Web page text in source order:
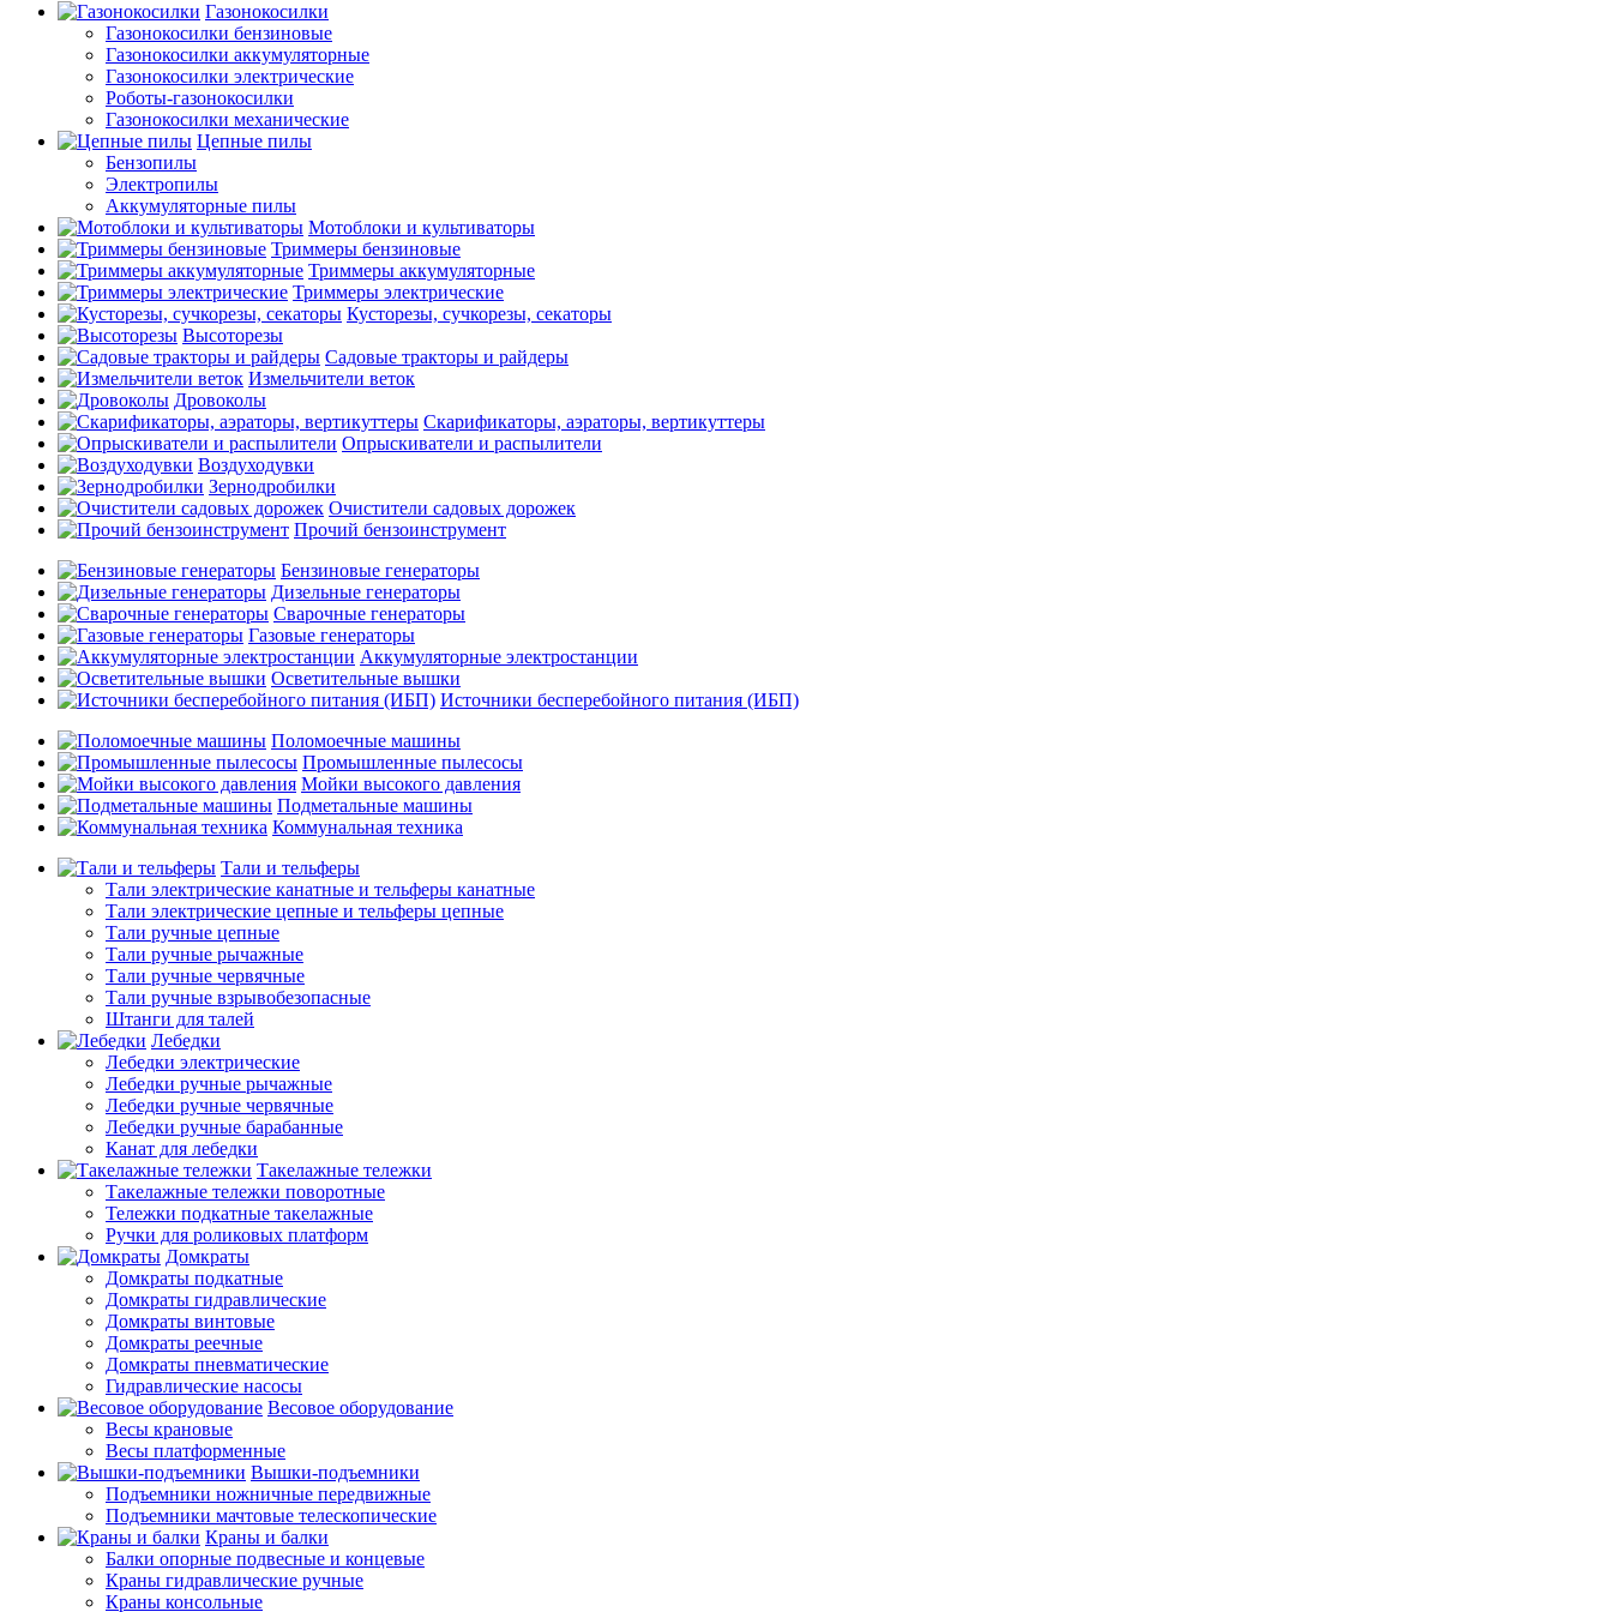
Газонокосилки
Газонокосилки бензиновые
Газонокосилки аккумуляторные
Газонокосилки электрические
Роботы-газонокосилки
Газонокосилки механические
Цепные пилы
Бензопилы
Электропилы
Аккумуляторные пилы
Мотоблоки и культиваторы
Триммеры бензиновые
Триммеры аккумуляторные
Триммеры электрические
Кусторезы, сучкорезы, секаторы
Высоторезы
Садовые тракторы и райдеры
Измельчители веток
Дровоколы
Скарификаторы, аэраторы, вертикуттеры
Опрыскиватели и распылители
Воздуходувки
Зернодробилки
Очистители садовых дорожек
Прочий бензоинструмент
Бензиновые генераторы
Дизельные генераторы
Сварочные генераторы
Газовые генераторы
Аккумуляторные электростанции
Осветительные вышки
Источники бесперебойного питания (ИБП)
Поломоечные машины
Промышленные пылесосы
Мойки высокого давления
Подметальные машины
Коммунальная техника
Тали и тельферы
Тали электрические канатные и тельферы канатные
Тали электрические цепные и тельферы цепные
Тали ручные цепные
Тали ручные рычажные
Тали ручные червячные
Тали ручные взрывобезопасные
Штанги для талей
Лебедки
Лебедки электрические
Лебедки ручные рычажные
Лебедки ручные червячные
Лебедки ручные барабанные
Канат для лебедки
Такелажные тележки
Такелажные тележки поворотные
Тележки подкатные такелажные
Ручки для роликовых платформ
Домкраты
Домкраты подкатные
Домкраты гидравлические
Домкраты винтовые
Домкраты реечные
Домкраты пневматические
Гидравлические насосы
Весовое оборудование
Весы крановые
Весы платформенные
Вышки-подъемники
Подъемники ножничные передвижные
Подъемники мачтовые телескопические
Краны и балки
Балки опорные подвесные и концевые
Краны гидравлические ручные
Краны консольные